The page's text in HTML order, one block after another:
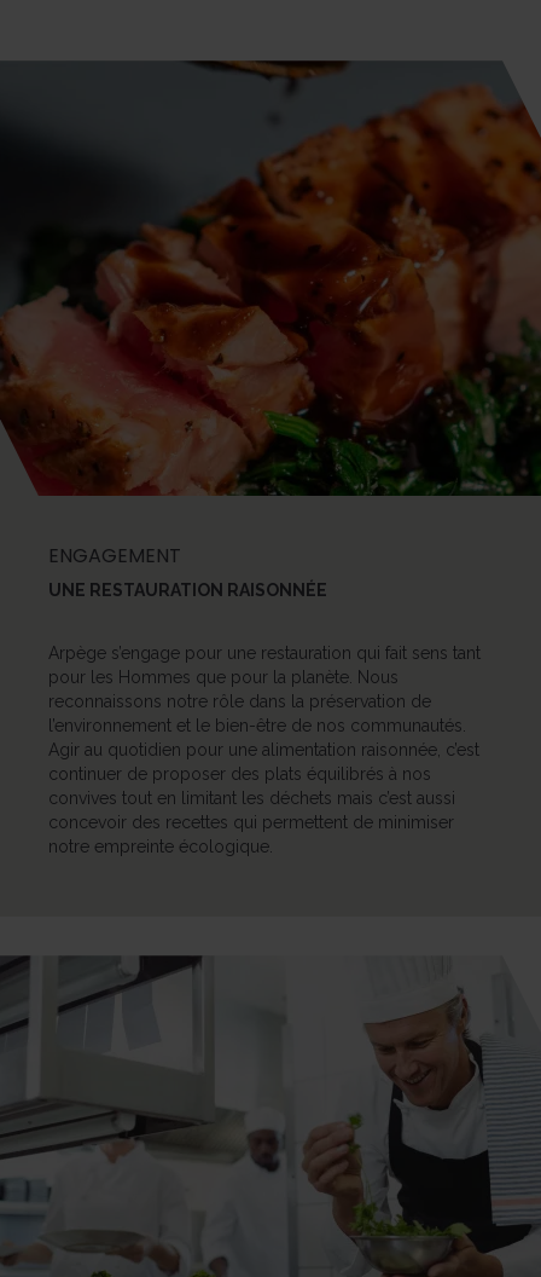
ENGAGEMENT
UNE RESTAURATION RAISONNÉE
Arpège s’engage pour une restauration qui fait sens tant
pour les Hommes que pour la planète. Nous
reconnaissons notre rôle dans la préservation de
l’environnement et le bien-être de nos communautés.
Agir au quotidien pour une alimentation raisonnée, c’est
continuer de proposer des plats équilibrés à nos
convives tout en limitant les déchets mais c’est aussi
concevoir des recettes qui permettent de minimiser
notre empreinte écologique.